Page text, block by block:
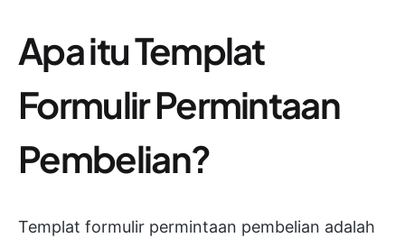
Apa itu Templat
Formulir Permintaan
Pembelian?
Templat formulir permintaan pembelian adalah